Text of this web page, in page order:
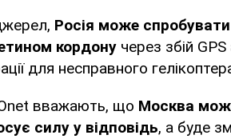
Росія може
кордону через збій
для несправного
вважають, що Москва
силу у відповідь, а буде